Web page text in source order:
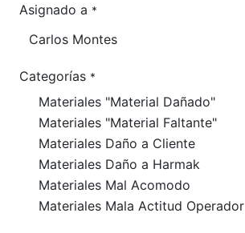
Asignado a *
Categorías *
Materiales "Material Dañado"
Materiales "Material Faltante"
Materiales Daño a Cliente
Materiales Daño a Harmak
Materiales Mal Acomodo
Materiales Mala Actitud Operador